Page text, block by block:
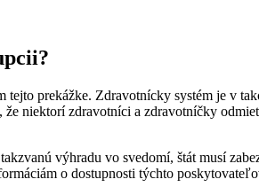
prekážke. Zdravotnícky systém je v
niektorí zdravotníci a zdravotníčky
výhradu vo svedomí, štát musí
o dostupnosti týchto